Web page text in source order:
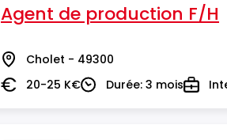
Agent de production F/H
Lieu Cholet - 49300
Salaire20-25 K€DuréeDurée: 3 moisType